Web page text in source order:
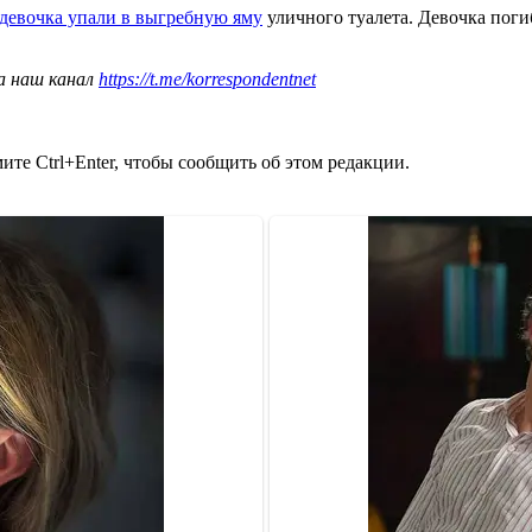
упали в выгребную яму уличного туалета. Девочка
наш канал https://t.me/korrespondentnet
Ctrl+Enter, чтобы сообщить об этом редакции.